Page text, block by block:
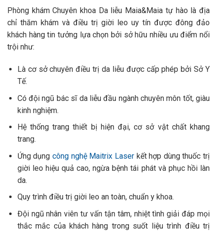
Phòng khám Chuyên khoa Da liễu Maia&Maia tự hào là địa
chỉ thăm khám và điều trị giời leo uy tín được đông đảo
khách hàng tin tưởng lựa chọn bởi sở hữu nhiều ưu điểm nổi
trội như:
Là cơ sở chuyên điều trị da liễu được cấp phép bởi Sở Y
Tế.
Có đội ngũ bác sĩ da liễu đầu ngành chuyên môn tốt, giàu
kinh nghiệm.
Hệ thống trang thiết bị hiện đại, cơ sở vật chất khang
trang.
Ứng dụngcông nghệ Maitrix Laserkết hợp dùng thuốc trị
giời leo hiệu quả cao, ngừa bệnh tái phát và phục hồi làn
da.
Quy trình điều trị giời leo an toàn, chuẩn y khoa.
Đội ngũ nhân viên tư vấn tận tâm, nhiệt tình giải đáp mọi
thắc mắc của khách hàng trong suốt liệu trình điều trị